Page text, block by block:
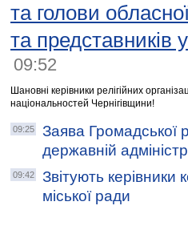
та голови
та представників
09:52
Шановні керівники релігійних
національностей Чернігівщини!
09:25
Заява Громадської
державній
09:42
Звітують керівники
міської ради